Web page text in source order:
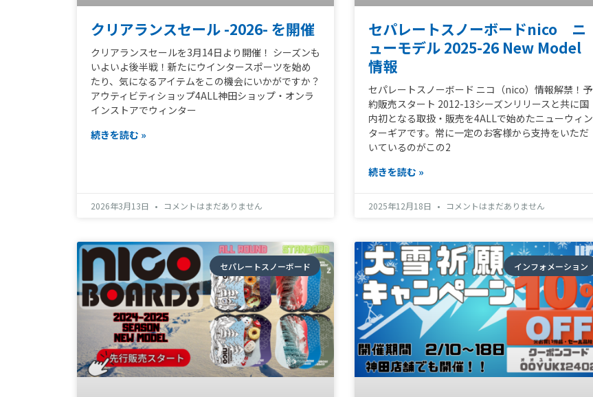
クリアランスセール -2026- を開催
クリアランスセールを3月14日より開催！ シーズンも
いよいよ後半戦！新たにウインタースポーツを始め
たり、気になるアイテムをこの機会にいかがですか？
アウティビティショップ4ALL神田ショップ・オンラ
インストアでウィンター
続きを読む »
2026年3月13日 コメントはまだありません
セパレートスノーボードnico ニ
ューモデル 2025-26 New Model
情報
セパレートスノーボード ニコ（nico）情報解禁！予
約販売スタート 2012-13シーズンリリースと共に国
内初となる取扱・販売を4ALLで始めたニューウィン
ターギアです。常に一定のお客様から支持をいただ
いているのがこの2
続きを読む »
2025年12月18日 コメントはまだありません
セパレートスノーボード インフォメーション